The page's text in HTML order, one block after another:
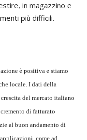
in magazzino e
più difficili.
è positiva e stiamo
locale. I dati della
del mercato italiano
di fatturato
al buon andamento di
come ad